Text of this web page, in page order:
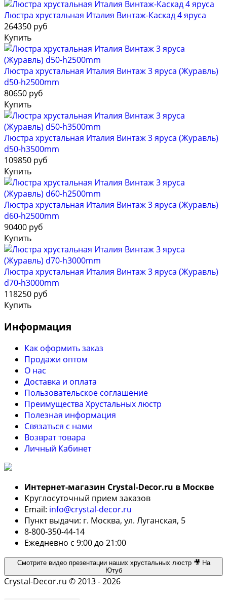
Люстра хрустальная Италия Винтаж-Каскад 4 яруса
264350 руб
Купить
Люстра хрустальная Италия Винтаж 3 яруса (Журавль)
d50-h2500mm
80650 руб
Купить
Люстра хрустальная Италия Винтаж 3 яруса (Журавль)
d50-h3500mm
109850 руб
Купить
Люстра хрустальная Италия Винтаж 3 яруса (Журавль)
d60-h2500mm
90400 руб
Купить
Люстра хрустальная Италия Винтаж 3 яруса (Журавль)
d70-h3000mm
118250 руб
Купить
Информация
Как оформить заказ
Продажи оптом
О нас
Доставка и оплата
Пользовательское соглашение
Преимущества Хрустальных люстр
Полезная информация
Связаться с нами
Возврат товара
Личный Кабинет
Интернет-магазин Crystal-Decor.ru в Москве
Круглосуточный прием заказов
Email: info@crystal-decor.ru
Пункт выдачи: г. Москва, ул. Луганская, 5
8-800-350-44-14
Ежедневно с 9:00 до 21:00
Смотрите видео презентации наших хрустальных люстр 🎥 На
Ютуб
Crystal-Decor.ru © 2013 - 2026